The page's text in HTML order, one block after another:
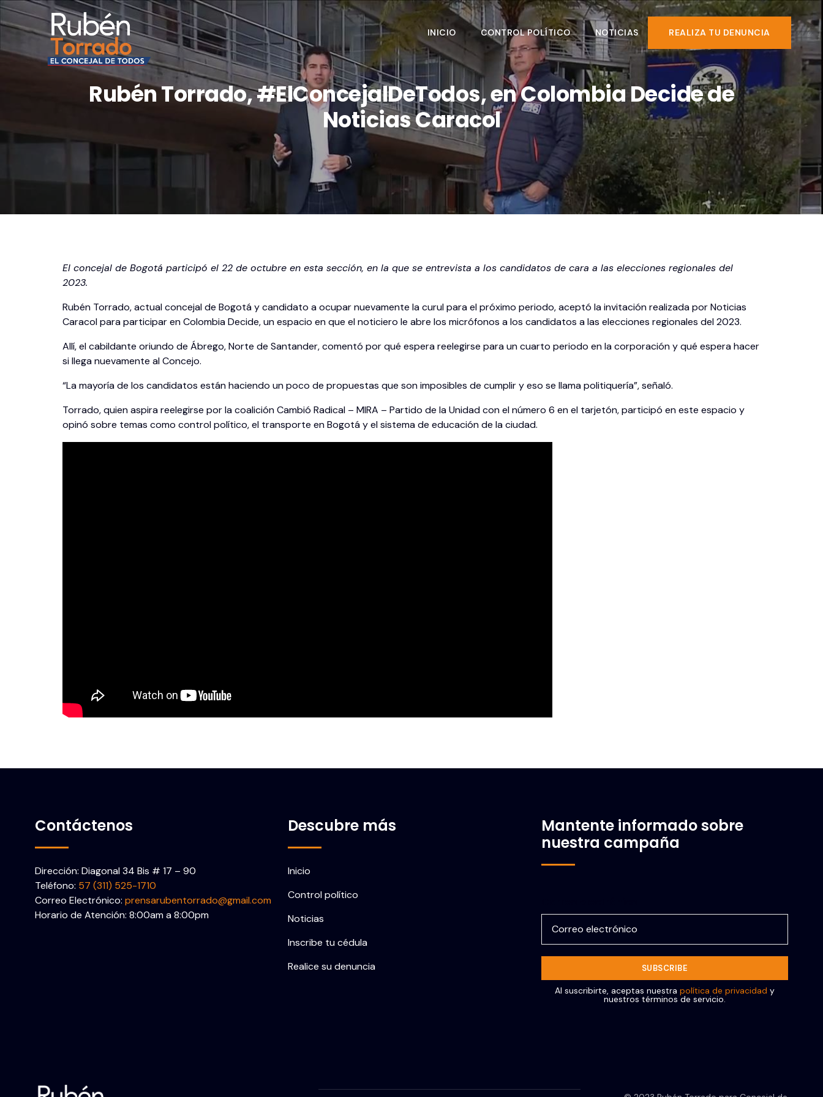
INICIO CONTROL POLÍTICO NOTICIAS REALIZA TU DENUNCIA
Rubén Torrado, #ElConcejalDeTodos, en Colombia Decide de
Noticias Caracol
El concejal de Bogotá participó el 22 de octubre en esta sección, en la que se entrevista a los candidatos de cara a las elecciones regionales del
2023.
Rubén Torrado, actual concejal de Bogotá y candidato a ocupar nuevamente la curul para el próximo periodo, aceptó la invitación realizada por Noticias
Caracol para participar en Colombia Decide, un espacio en que el noticiero le abre los micrófonos a los candidatos a las elecciones regionales del 2023.
Allí, el cabildante oriundo de Ábrego, Norte de Santander, comentó por qué espera reelegirse para un cuarto periodo en la corporación y qué espera hacer
si llega nuevamente al Concejo.
“La mayoría de los candidatos están haciendo un poco de propuestas que son imposibles de cumplir y eso se llama politiquería”, señaló.
Torrado, quien aspira reelegirse por la coalición Cambió Radical – MIRA – Partido de la Unidad con el número 6 en el tarjetón, participó en este espacio y
opinó sobre temas como control político, el transporte en Bogotá y el sistema de educación de la ciudad.
Contáctenos
Dirección: Diagonal 34 Bis # 17 – 90
Teléfono: 57 (311) 525-1710
Correo Electrónico: prensarubentorrado@gmail.com
Horario de Atención: 8:00am a 8:00pm
Descubre más
Inicio
Control político
Noticias
Inscribe tu cédula
Realice su denuncia
Mantente informado sobre
nuestra campaña
Al suscribirte, aceptas nuestra política de privacidad y
nuestros términos de servicio.